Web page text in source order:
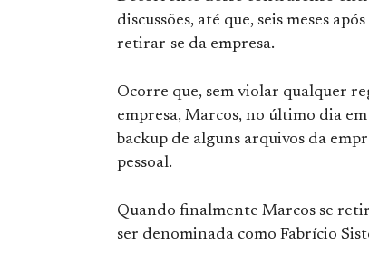
discussões, até que, seis meses
retirar-se da empresa.
Ocorre que, sem violar qualquer
empresa, Marcos, no último dia
backup de alguns arquivos da
pessoal.
Quando finalmente Marcos se
ser denominada como Fabrício